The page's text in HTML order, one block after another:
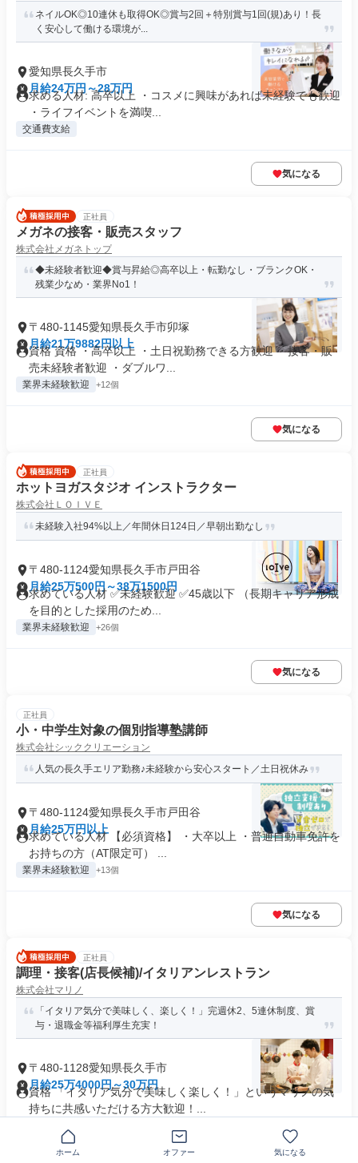
ネイルOK◎10連休も取得OK◎賞与2回＋特別賞与1回(規)あり！長
く安心して働ける環境が...
愛知県長久手市
月給24万円～28万円
求める人材: 高卒以上 ・コスメに興味があれば未経験でも歓迎
・ライフイベントを満喫...
交通費支給
気になる
正社員
メガネの接客・販売スタッフ
株式会社メガネトップ
◆未経験者歓迎◆賞与昇給◎高卒以上・転勤なし・ブランクOK・
残業少なめ・業界No1！
〒480-1145愛知県長久手市卯塚
月給21万9882円以上
資格 資格 ・高卒以上 ・土日祝勤務できる方歓迎 ・接客・販
売未経験者歓迎 ・ダブルワ...
業界未経験歓迎 +12個
気になる
正社員
ホットヨガスタジオ インストラクター
株式会社ＬＯＩＶＥ
未経験入社94%以上／年間休日124日／早朝出勤なし
〒480-1124愛知県長久手市戸田谷
月給25万500円～38万1500円
求めている人材 ✅未経験歓迎 ✅45歳以下 （長期キャリア形成
を目的とした採用のため...
業界未経験歓迎 +26個
気になる
正社員
小・中学生対象の個別指導塾講師
株式会社シッククリエーション
人気の長久手エリア勤務♪未経験から安心スタート／土日祝休み
〒480-1124愛知県長久手市戸田谷
月給25万円以上
求めている人材 【必須資格】 ・大卒以上 ・普通自動車免許を
お持ちの方（AT限定可） ...
業界未経験歓迎 +13個
気になる
正社員
調理・接客(店長候補)/イタリアンレストラン
株式会社マリノ
「イタリア気分で美味しく、楽しく！」完週休2、5連休制度、賞
与・退職金等福利厚生充実！
〒480-1128愛知県長久手市
月給25万4000円～30万円
資格 「イタリア気分で美味しく楽しく！」というマリノの気
持ちに共感いただける方大歓迎！...
ホーム オファー 気になる